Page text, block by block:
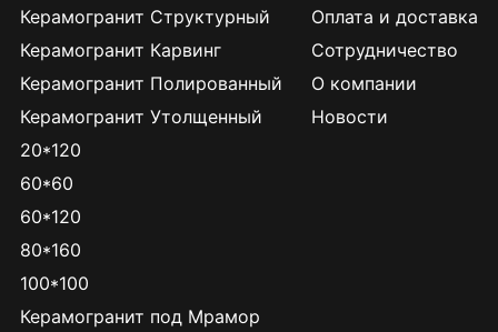
Керамогранит Структурный
Керамогранит Карвинг
Керамогранит Полированный
Керамогранит Утолщенный
20*120
60*60
60*120
80*160
100*100
Керамогранит под Мрамор
Оплата и доставка
Сотрудничество
О компании
Новости